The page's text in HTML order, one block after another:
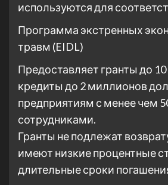
используются для
Программа экстренных
травм (EIDL)
Предоставляет гранты до
кредиты до 2 миллионов
предприятиям с менее чем
сотрудниками.
Гранты не подлежат
имеют низкие процентные
длительные сроки